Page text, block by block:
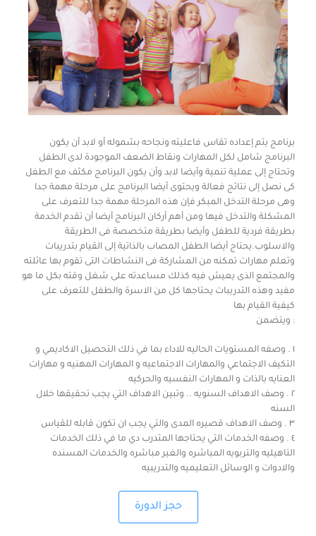
برنامج يتم إعداده تقاس فاعليته ونجاحه بشموله أو لابد أن يكون
البرنامج شامل لكل المهارات ونقاط الضعف الموجودة لدى الطفل
وتحتاج إلى عملية تنمية وأيضا لابد وأن يكون البرنامج مكثف مع الطفل
كى نصل إلى نتائج فعالة ويحتوى أيضا البرنامج على مرحلة مهمة جدا
وهى مرحلة التدخل المبكر فإن هذه المرحلة مهمة جدا للتعرف على
المشكلة والتدخل فيها ومن أهم أركان البرنامج أيضا أن تقدم الخدمة
بطريقة فردية للطفل وأيضا بطريقة متخصصة فى الطريقة
والاسلوب.يحتاج أيضا الطفل المصاب بالذاتية إلى القيام بتدريبات
وتعلم مهارات تمكنه من المشاركة فى النشاطات التى تقوم بها عائلته
والمجتمع الذى يعيش فيه كذلك مساعدته على شغل وقته بكل ما هو
مفيد وهذه التدريبات يحتاجها كل من الاسرة والطفل للتعرف على
كيفية القيام بها
: ويتضمن
١ . وصفه المستويات الحاليه للاداء بما في ذلك التحصيل الاكاديمي و
التكيف الاجتماعي والمهارات الاجتماعيه و المهارات المهنيه و مهارات
العنايه بالذات و المهارات النفسيه والحركيه
٢ . وصف الاهداف السنويه .. وتبين الاهداف التي يجب تحقيقها خلال
السنه
٣ . وصف الاهداف قصيره المدى والتي يجب ان تكون قابله للقياس
٤ . وصفه الخدمات التي يحتاجها المتدرب دي ما في ذلك الخدمات
التاهيليه والتربويه المباشره والغير مباشره والخدمات المسنده
والادوات و الوسائل التعليميه والتدريبيه
حجز الدورة